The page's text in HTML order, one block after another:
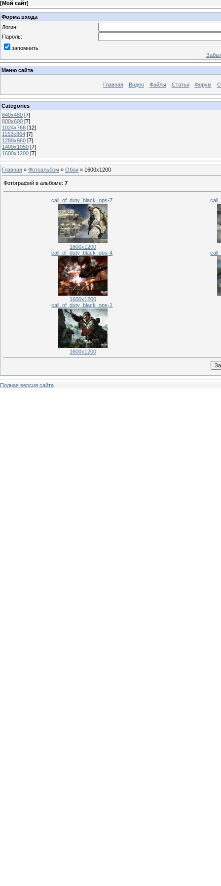
[Мой сайт]
Форма входа
Логин:
Пароль:
запомнить
Меню сайта
Главная Видео Файлы Статьи Форум
Categories
640x480 [7]
800x600 [7]
1024x768 [12]
1152x864 [7]
1280x960 [7]
1400x1050 [7]
1600x1200 [7]
Главная » Фотоальбом » Обои » 1600x1200
Фотографий в альбоме: 7
call_of_duty_black_ops-7
1600x1200
call_of_duty_black_ops-4
1600x1200
call_of_duty_black_ops-1
1600x1200
Полная версия сайта